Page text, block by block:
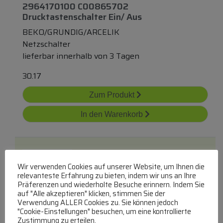
2964170100 C00865702
Drucktastenschalter Ein/ Aus
BEKO/GRUNDIG/ARCELIK
Netzschalter
lieferbar innerhalb von 3 Tagen
30.17
Zum Produkt
In den Warenkorb
22131200 Ein-Aus-Schalter 2-Polig
Wir verwenden Cookies auf unserer Website, um Ihnen die
relevanteste Erfahrung zu bieten, indem wir uns an Ihre
Präferenzen und wiederholte Besuche erinnern. Indem Sie
auf "Alle akzeptieren" klicken, stimmen Sie der
Verwendung ALLER Cookies zu. Sie können jedoch
"Cookie-Einstellungen" besuchen, um eine kontrollierte
Zustimmung zu erteilen.